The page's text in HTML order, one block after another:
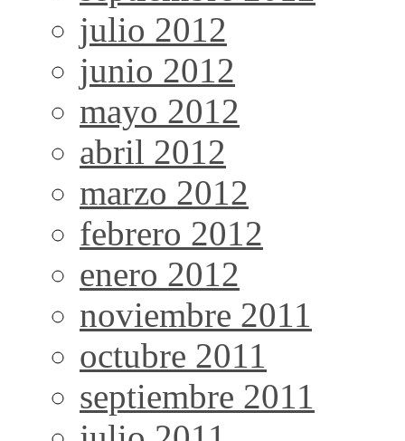
julio 2012
junio 2012
mayo 2012
abril 2012
marzo 2012
febrero 2012
enero 2012
noviembre 2011
octubre 2011
septiembre 2011